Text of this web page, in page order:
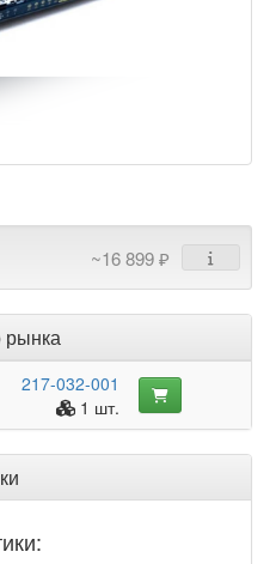
~16 899 ₽
рынка
217-032-001
1 шт.